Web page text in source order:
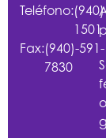
Teléfono:
1501
Fax:(940)-591-
7830